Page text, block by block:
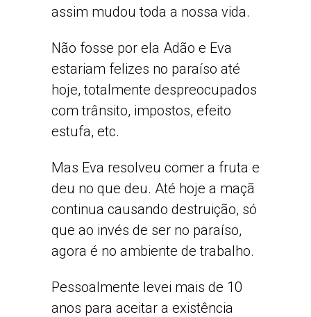
assim mudou toda a nossa vida.
Não fosse por ela Adão e Eva
estariam felizes no paraíso até
hoje, totalmente despreocupados
com trânsito, impostos, efeito
estufa, etc.
Mas Eva resolveu comer a fruta e
deu no que deu. Até hoje a maçã
continua causando destruição, só
que ao invés de ser no paraíso,
agora é no ambiente de trabalho.
Pessoalmente levei mais de 10
anos para aceitar a existência